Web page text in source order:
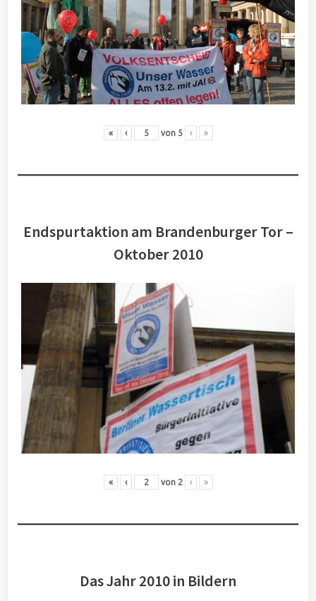
« ‹ von 5 › »
Endspurtaktion am Brandenburger Tor –
Oktober 2010
« ‹ von 2 › »
Das Jahr 2010 in Bildern